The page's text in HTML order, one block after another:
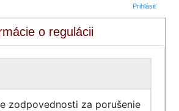
Prihlásiť
o regulácii
zodpovednosti za porušenie